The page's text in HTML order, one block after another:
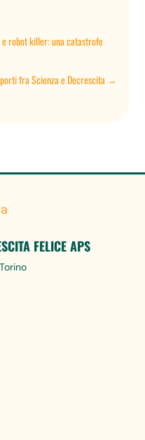
robot killer: una catastrofe
fra Scienza e Decrescita →
FELICE APS